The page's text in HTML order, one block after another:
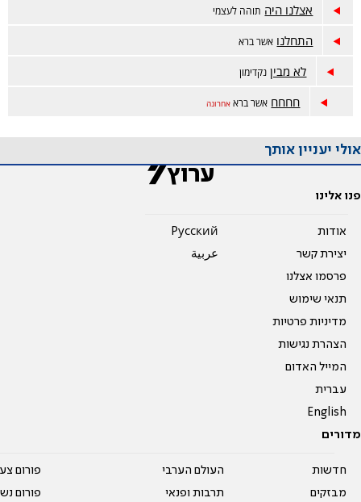
אצלנו היה תוהה לעצמי
התחלנו אשר ברא
לא מבין נקדימון
חחחח אשר ברא אחרונה
אולי יעניין אותך
פנו אלינו
אודות
יצירת קשר
פרסמו אצלנו
תנאי שימוש
מדיניות פרטיות
הצהרת נגישות
המייל האדום
עברית
English
Pусский
عربية
מדורים
חדשות
מבזקים
העולם הערבי
תרבות ופנאי
פורום
פורום